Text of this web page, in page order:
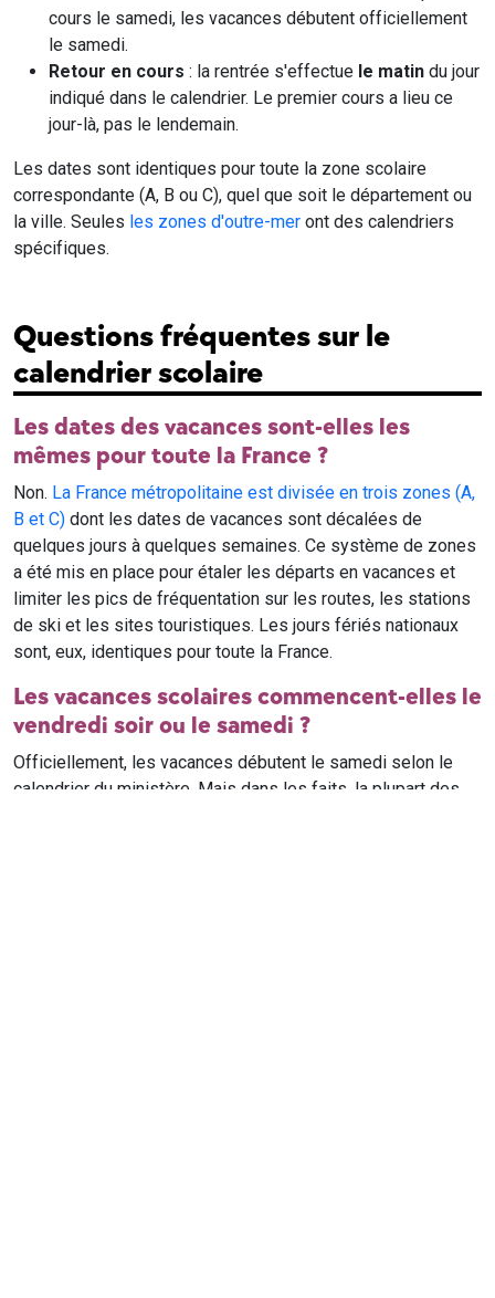
cours le samedi, les vacances débutent officiellement
le samedi.
Retour en cours : la rentrée s'effectue le matin du jour
indiqué dans le calendrier. Le premier cours a lieu ce
jour-là, pas le lendemain.
Les dates sont identiques pour toute la zone scolaire
correspondante (A, B ou C), quel que soit le département ou
la ville. Seules les zones d'outre-mer ont des calendriers
spécifiques.
Questions fréquentes sur le
calendrier scolaire
Les dates des vacances sont-elles les
mêmes pour toute la France ?
Non. La France métropolitaine est divisée en trois zones (A,
B et C) dont les dates de vacances sont décalées de
quelques jours à quelques semaines. Ce système de zones
a été mis en place pour étaler les départs en vacances et
limiter les pics de fréquentation sur les routes, les stations
de ski et les sites touristiques. Les jours fériés nationaux
sont, eux, identiques pour toute la France.
Les vacances scolaires commencent-elles le
vendredi soir ou le samedi ?
Officiellement, les vacances débutent le samedi selon le
calendrier du ministère. Mais dans les faits, la plupart des